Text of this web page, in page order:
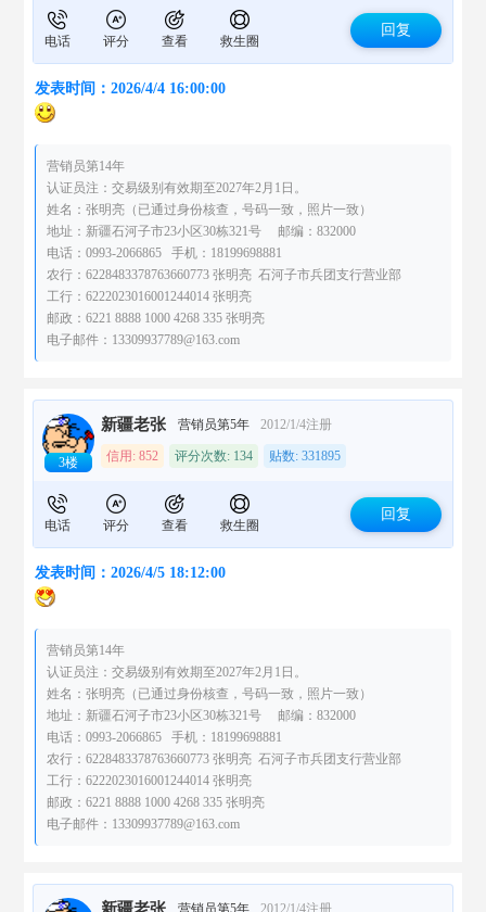
电话 评分 查看 救生圈
回复
发表时间：2026/4/4 16:00:00
营销员第14年
认证员注：交易级别有效期至2027年2月1日。
姓名：张明亮（已通过身份核查，号码一致，照片一致）
地址：新疆石河子市23小区30栋321号 邮编：832000
电话：0993-2066865 手机：18199698881
农行：6228483378763660773 张明亮 石河子市兵团支行营业部
工行：6222023016001244014 张明亮
邮政：6221 8888 1000 4268 335 张明亮
电子邮件：13309937789@163.com
3楼
新疆老张 营销员第5年 2012/1/4注册
信用: 852 评分次数: 134 贴数: 331895
电话 评分 查看 救生圈
回复
发表时间：2026/4/5 18:12:00
营销员第14年
认证员注：交易级别有效期至2027年2月1日。
姓名：张明亮（已通过身份核查，号码一致，照片一致）
地址：新疆石河子市23小区30栋321号 邮编：832000
电话：0993-2066865 手机：18199698881
农行：6228483378763660773 张明亮 石河子市兵团支行营业部
工行：6222023016001244014 张明亮
邮政：6221 8888 1000 4268 335 张明亮
电子邮件：13309937789@163.com
新疆老张 营销员第5年 2012/1/4注册